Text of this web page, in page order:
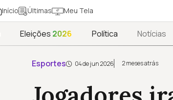
Início Últimas Meu Tela
Eleições 2026 Política Notícias
Esportes 04 de jun 2026 2 meses atrás